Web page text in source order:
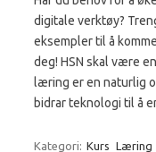
digitale verktøy?
eksempler til å
deg! HSN skal være
læring er en naturlig
bidrar teknologi til å
Kategori: Kurs Læring